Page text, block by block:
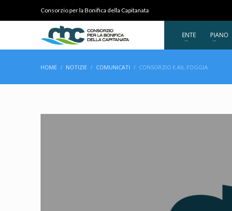
Consorzio per la Bonifica della Capitanata
ENTE PIANO
HOME NOTIZIE COMUNICATI CONSORZIO E AIL FOGGIA